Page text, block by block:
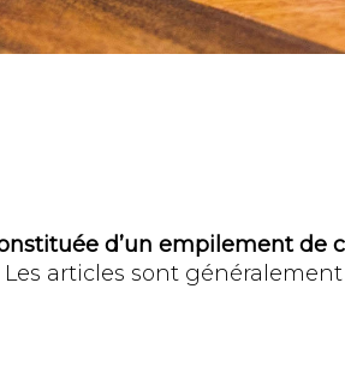
d’un empilement de
Les articles sont